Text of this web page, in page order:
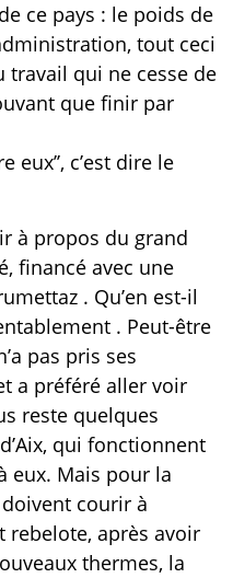
ce pays : le poids de
tout ceci
travail qui ne cesse de
que finir par
eux’’, c’est dire le
à propos du grand
financé avec une
. Qu’en est-il
. Peut-être
pas pris ses
a préféré aller voir
reste quelques
qui fonctionnent
eux. Mais pour la
courir à
rebelote, après avoir
thermes, la